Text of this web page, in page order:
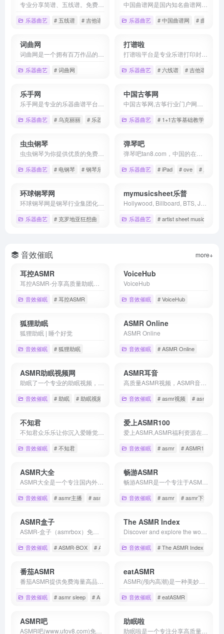
乐器曲艺 # 五线谱 # 吉他谱 # 歌谱 乐器曲艺 # 中国曲谱网 # 曲谱搜索
词曲网
乐器曲艺 # 词曲网
打谱啦
乐器曲艺 # 六线谱 # 吉他谱
乐手网
乐器曲艺 # 乌克丽丽 # 乐器 # 吉他
中国古筝网
乐器曲艺 # 1+1古筝基础教学法
虫虫钢琴
乐器曲艺 # 电钢琴 # 钢琴乐谱 # 钢琴博客
弹琴吧
乐器曲艺 # iPad # ove # 乐谱
环球钢琴网
乐器曲艺 # 克罗地亚狂想曲 # 在线弹钢琴
mymusicsheet乐普
乐器曲艺 # artist sheet music
音效催眠 more+
耳控ASMR
音效催眠 # 耳控ASMR
VoiceHub
VoiceHub
音效催眠 # VoiceHub
狐狸助眠
狐狸助眠 | 睡个好觉
音效催眠 # 狐狸助眠
ASMR Online
ASMR Online
音效催眠 # ASMR Online
ASMR助眠视频网
音效催眠 # 助眠 # 助眠视频 # 助眠音频
ASMR耳音
音效催眠 # asmr视频 # asmr音频
不知君
音效催眠 # 不知君
爱上ASMR100
音效催眠 # asmr # ASMR100
ASMR大全
音效催眠 # asmr主播 # asmr办卡 # asmr福利
畅游ASMR
音效催眠 # asmr # asmr下载
ASMR盒子
音效催眠 # ASMR-BOX # ASMR盒子 # ASMR资源网
The ASMR Index
音效催眠 # The ASMR Index
番茄ASMR
音效催眠 # asmr sleep # ASMR video # chinese asmr
eatASMR
音效催眠 # eatASMR
ASMR吧 助眠啦